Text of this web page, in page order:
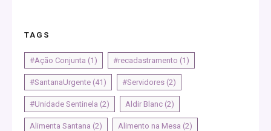
TAGS
#Ação Conjunta (1) #recadastramento (1)
#SantanaUrgente (41) #Servidores (2)
#Unidade Sentinela (2) Aldir Blanc (2)
Alimenta Santana (2) Alimento na Mesa (2)